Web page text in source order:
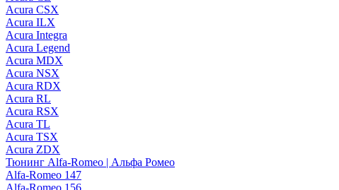
Acura CSX
Acura ILX
Acura Integra
Acura Legend
Acura MDX
Acura NSX
Acura RDX
Acura RL
Acura RSX
Acura TL
Acura TSX
Acura ZDX
Тюнинг Alfa-Romeo | Альфа Ромео
Alfa-Romeo 147
Alfa-Romeo 156